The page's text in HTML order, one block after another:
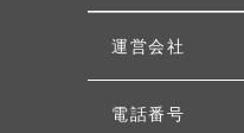
運営会社
電話番号